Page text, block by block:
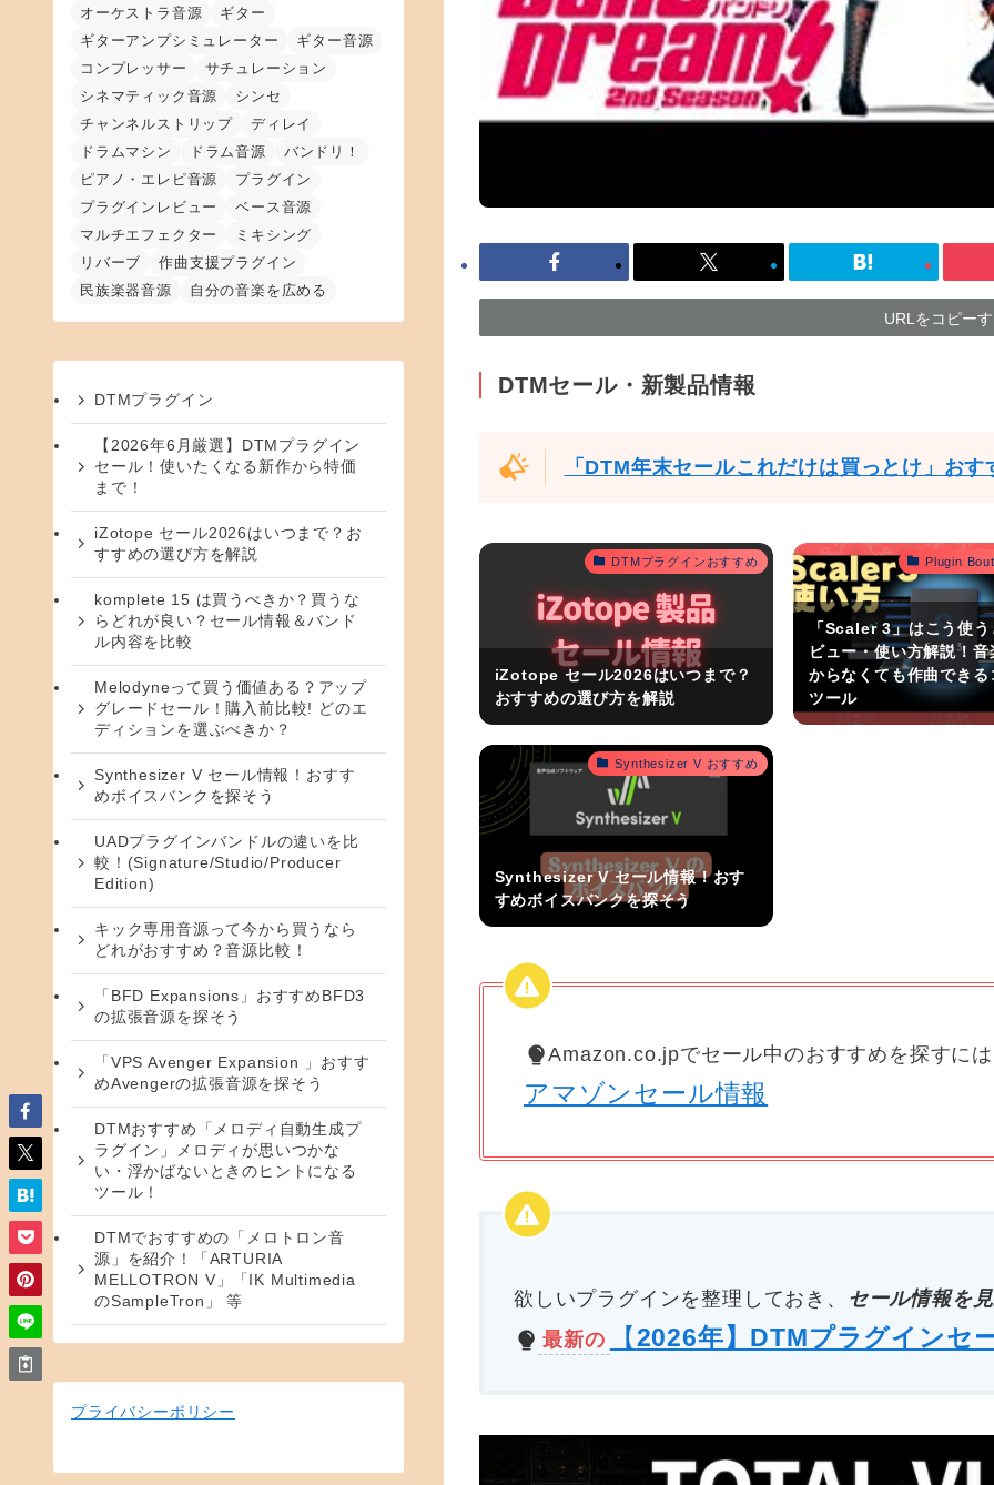
URLをコピー
DTMセール・新製品情報
「DTM年末セールこれだけは買っとけ」お
DTMプラグインおすすめ
iZotope セール2026はいつまで？
おすすめの選び方を解説
Plugin
「Scaler 3」はこう使
ビュー・使い方解説！
からなくても作曲できる
ツール
Synthesizer V おすすめ
Synthesizer V セール情報！おす
すめボイスバンクを探そう
Amazon.co.jpでセール中のおすすめを探すに
アマゾンセール情報
欲しいプラグインを整理しておき、
セール情報を
最新の
【 2026年】DTMプラグインセ
オーケストラ音源
ギター
ギターアンプシミュレーター
ギター音源
コンプレッサー
サチュレーション
シネマティック音源
シンセ
チャンネルストリップ
ディレイ
ドラムマシン
ドラム音源
バンドリ！
ピアノ・エレピ音源
プラグイン
プラグインレビュー
ベース音源
マルチエフェクター
ミキシング
リバーブ
作曲支援プラグイン
民族楽器音源
自分の音楽を広める
DTMプラグイン
【2026年6月厳選】DTMプラグイン
セール！使いたくなる新作から特価
まで！
iZotope セール2026はいつまで？お
すすめの選び方を解説
komplete 15 は買うべきか？買うな
らどれが良い？セール情報＆バンド
ル内容を比較
Melodyneって買う価値ある？アップ
グレードセール！購入前比較! どのエ
ディションを選ぶべきか？
Synthesizer V セール情報！おすす
めボイスバンクを探そう
UADプラグインバンドルの違いを比
較！(Signature/Studio/Producer
Edition)
キック専用音源って今から買うなら
どれがおすすめ？音源比較！
「BFD Expansions」おすすめBFD3
の拡張音源を探そう
「VPS Avenger Expansion 」おすす
めAvengerの拡張音源を探そう
DTMおすすめ「メロディ自動生成プ
ラグイン」メロディが思いつかな
い・浮かばないときのヒントになる
ツール！
DTMでおすすめの「メロトロン音
源」を紹介！「ARTURIA
MELLOTRON V」「IK Multimedia
のSampleTron」 等
プライバシーポリシー